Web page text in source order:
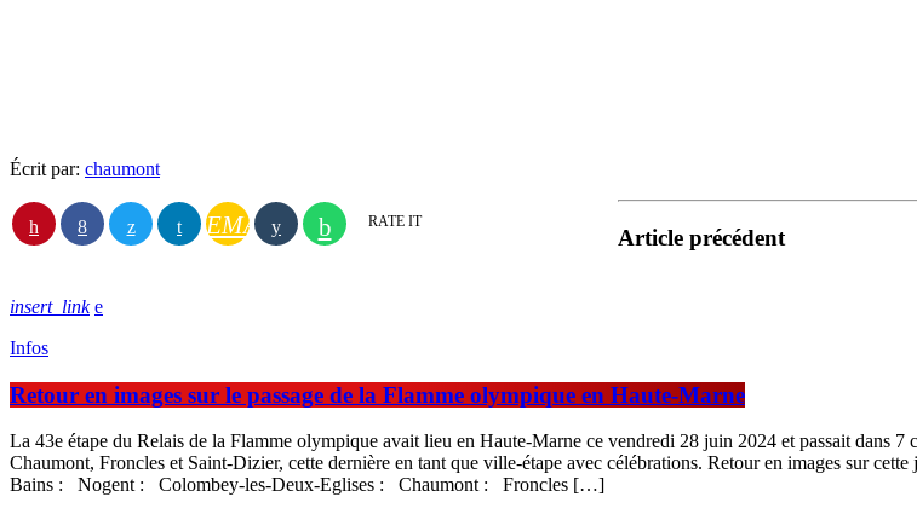
Écrit par: chaumont
EMAIL RATE IT
Article précédent
insert_link
Infos
Retour en images sur le passage de la Flamme olympique en Haute-Marne
La 43e étape du Relais de la Flamme olympique avait lieu en Haute-Marne ce vendredi 28 juin 2024 et passait dans
Chaumont, Froncles et Saint-Dizier, cette dernière en tant que ville-étape avec célébrations. Retour en images sur
Bains : Nogent : Colombey-les-Deux-Eglises : Chaumont : Froncles […]